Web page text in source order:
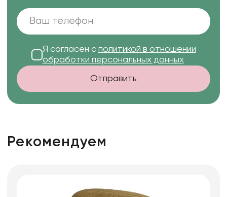
Я согласен с политикой в отношении
обработки персональных данных
Отправить
Рекомендуем